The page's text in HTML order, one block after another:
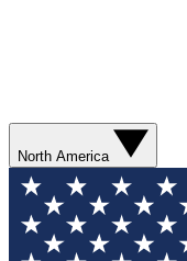
North America